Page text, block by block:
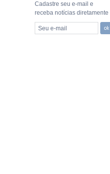
Cadastre seu e-mail e
receba notícias diretamente
Seu e-mail